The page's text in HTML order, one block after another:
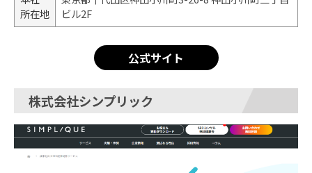
所在地
ビル2F
公式サイト
株式会社シンプリック